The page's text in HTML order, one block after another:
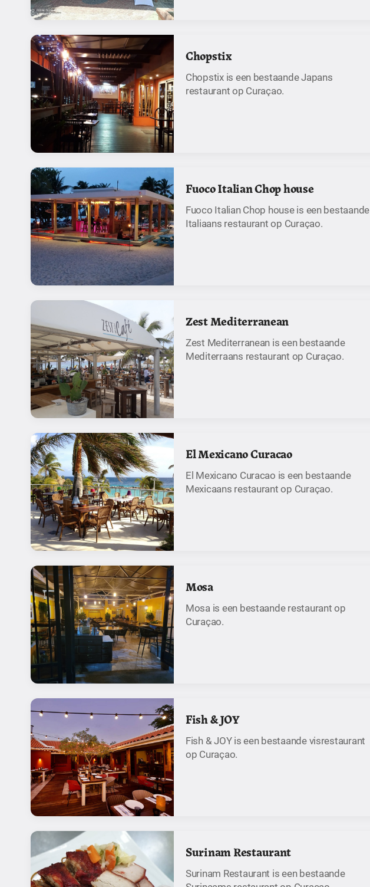
Chopstix
Chopstix is een bestaande Japans
restaurant op Curaçao.
Fuoco Italian Chop house
Fuoco Italian Chop house is een bestaande
Italiaans restaurant op Curaçao.
Zest Mediterranean
Zest Mediterranean is een bestaande
Mediterraans restaurant op Curaçao.
El Mexicano Curacao
El Mexicano Curacao is een bestaande
Mexicaans restaurant op Curaçao.
Mosa
Mosa is een bestaande restaurant op
Curaçao.
Fish & JOY
Fish & JOY is een bestaande visrestaurant
op Curaçao.
Surinam Restaurant
Surinam Restaurant is een bestaande